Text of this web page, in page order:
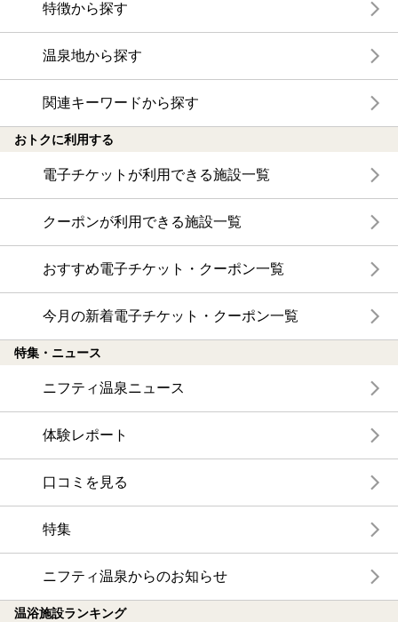
特徴から探す
温泉地から探す
関連キーワードから探す
おトクに利用する
電子チケットが利用できる施設一覧
クーポンが利用できる施設一覧
おすすめ電子チケット・クーポン一覧
今月の新着電子チケット・クーポン一覧
特集・ニュース
ニフティ温泉ニュース
体験レポート
口コミを見る
特集
ニフティ温泉からのお知らせ
温浴施設ランキング